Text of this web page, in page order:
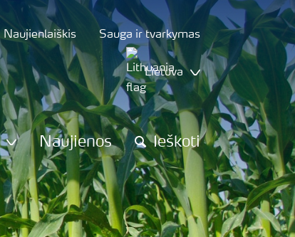
Naujienlaiškis Sauga ir tvarkymas
Lietuva
Naujienos Ieškoti